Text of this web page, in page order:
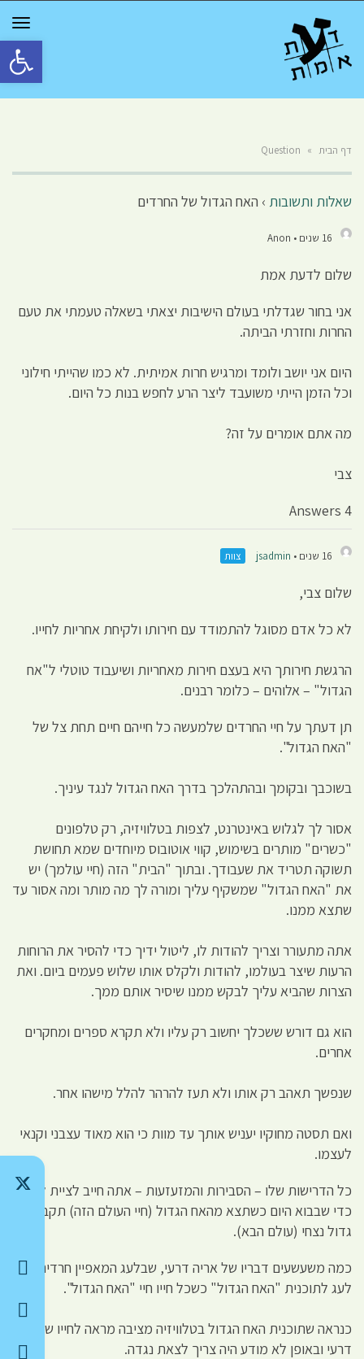
פתח
דף הבית »
Question
שאלות ותשובות › האח הגדול של החרדים
16 שנים • Anon
שלום לדעת אמת
אני בחור שגדלתי בעולם הישיבות יצאתי בשאלה טעמתי את טעם
החרות וחזרתי הביתה.
היום אני יושב ולומד ומרגיש חרות אמיתית. לא כמו שהייתי חילוני
וכל הזמן הייתי משועבד ליצר הרע לחפש בנות כל היום.
מה אתם אומרים על זה?
צבי
4 Answers
16 שנים • jsadmin צוות
שלום צבי,
לא כל אדם מסוגל להתמודד עם חירותו ולקיחת אחריות לחייו.
הרגשת חירותך היא בעצם חירות מאחריות ושיעבוד טוטלי ל"אח
הגדול" – אלוהים – כלומר רבנים.
תן דעתך על חיי החרדים שלמעשה כל חייהם חיים תחת צל של
"האח הגדול".
בשוכבך ובקומך ובהתהלכך בדרך האח הגדול לנגד עיניך.
אסור לך לגלוש באינטרנט, לצפות בטלוויזיה, רק טלפונים
"כשרים" מותרים בשימוש, קווי אוטובוס מיוחדים שמא תחושת
תשוקה תטריד את שעבודך. ובתוך "הבית" הזה (חיי עולמך) יש
את "האח הגדול" שמשקיף עליך ומורה לך מה מותר ומה אסור עד
שתצא ממנו.
אתה מתעורר וצריך להודות לו, ליטול ידיך כדי להסיר את הרוחות
הרעות שיצר בעולמו, להודות ולקלס אותו שלוש פעמים ביום. ואת
הצרות שהביא עליך לבקש ממנו שיסיר אותם ממך.
הוא גם דורש ששכלך יחשוב רק עליו ולא תקרא ספרים ומחקרים
אחרים.
שנפשך תאהב רק אותו ולא תעז להרהר להלל מישהו אחר.
ואם תסטה מחוקיו יעניש אותך עד מוות כי הוא מאוד עצבני וקנאי
לעצמו.
כל הדרישות שלו – הסבירות והמזעזעות – אתה חייב לציית להם
כדי שבבוא היום כשתצא מהאח הגדול (חיי העולם הזה) תקבל אח
גדול נצחי (עולם הבא).
כמה משעשעים דבריו של אריה דרעי, שבלעג המאפיין חרדים,
לעג לתוכנית "האח הגדול" כשכל חייו חיי "האח הגדול".
כנראה שתוכנית האח הגדול בטלוויזיה מציבה מראה לחייו של
דרעי ובאופן לא מודע היה צריך לצאת נגדה.